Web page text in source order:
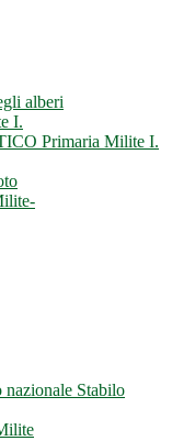
alberi
I.
Primaria Milite I.
nazionale Stabilo